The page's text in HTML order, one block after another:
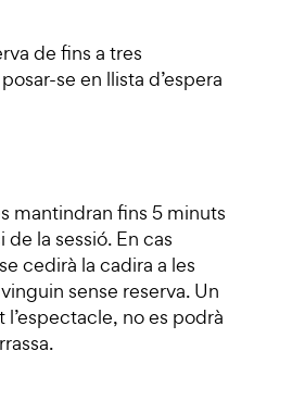
de fins a tres
se en llista d’espera
mantindran fins 5 minuts
de la sessió. En cas
cedirà la cadira a les
sense reserva. Un
no es podrà